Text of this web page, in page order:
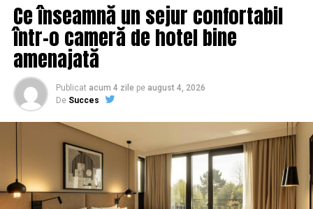
Ce înseamnă un sejur confortabil
într-o cameră de hotel bine
amenajată
Publicat acum 4 zile pe august 4, 2026
De Succes